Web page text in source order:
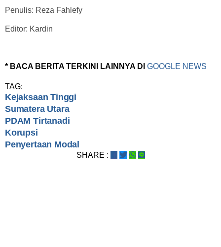
Penulis: Reza Fahlefy
Editor: Kardin
* BACA BERITA TERKINI LAINNYA DI GOOGLE NEWS
TAG:
Kejaksaan Tinggi
Sumatera Utara
PDAM Tirtanadi
Korupsi
Penyertaan Modal
SHARE :